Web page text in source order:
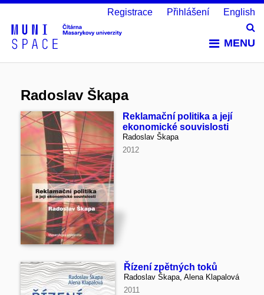
MENU
Registrace Přihlášení English
Radoslav Škapa
Reklamační politika a její
ekonomické souvislosti
Radoslav Škapa
2012
Řízení zpětných toků
Radoslav Škapa, Alena Klapalová
2011